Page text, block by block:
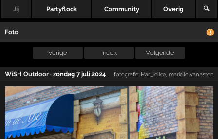
Jij Partyflock Community Overig 🔍
Foto
Vorige Index Volgende
WiSH Outdoor ·zondag 7 juli 2024 fotografie: Mar_iellee, marielle van asten